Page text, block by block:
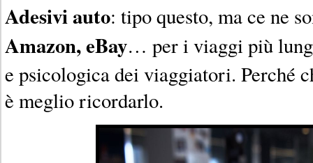
Adesivi auto: tipo questo, ma ce ne
Amazon, eBay… per i viaggi più
e psicologica dei viaggiatori. Perché
è meglio ricordarlo.